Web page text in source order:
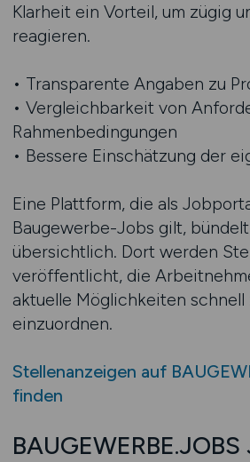
Klarheit ein Vorteil, um zügig
reagieren.
• Transparente Angaben zu
• Vergleichbarkeit von
Rahmenbedingungen
• Bessere Einschätzung der
Eine Plattform, die als
Baugewerbe-Jobs gilt,
übersichtlich. Dort werden
veröffentlicht, die
aktuelle Möglichkeiten schnell
einzuordnen.
Stellenanzeigen auf
finden